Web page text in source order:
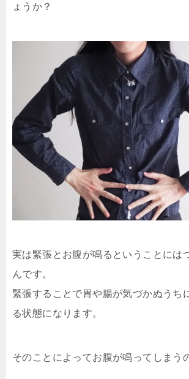
ょうか？
実は緊張とお腹が鳴るということには
んです。
緊張することで胃や腸が気づかぬうち
る状態になります。
そのことによってお腹が鳴ってしまう